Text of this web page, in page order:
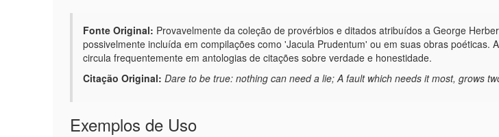
Fonte Original: Provavelmente da coleção de provérbios e ditados atribuídos a George
possivelmente incluída em compilações como 'Jacula Prudentum' ou em suas obras poéticas.
circula frequentemente em antologias de citações sobre verdade e honestidade.
Citação Original: Dare to be true: nothing can need a lie; A fault which needs it most, grows
Exemplos de Uso